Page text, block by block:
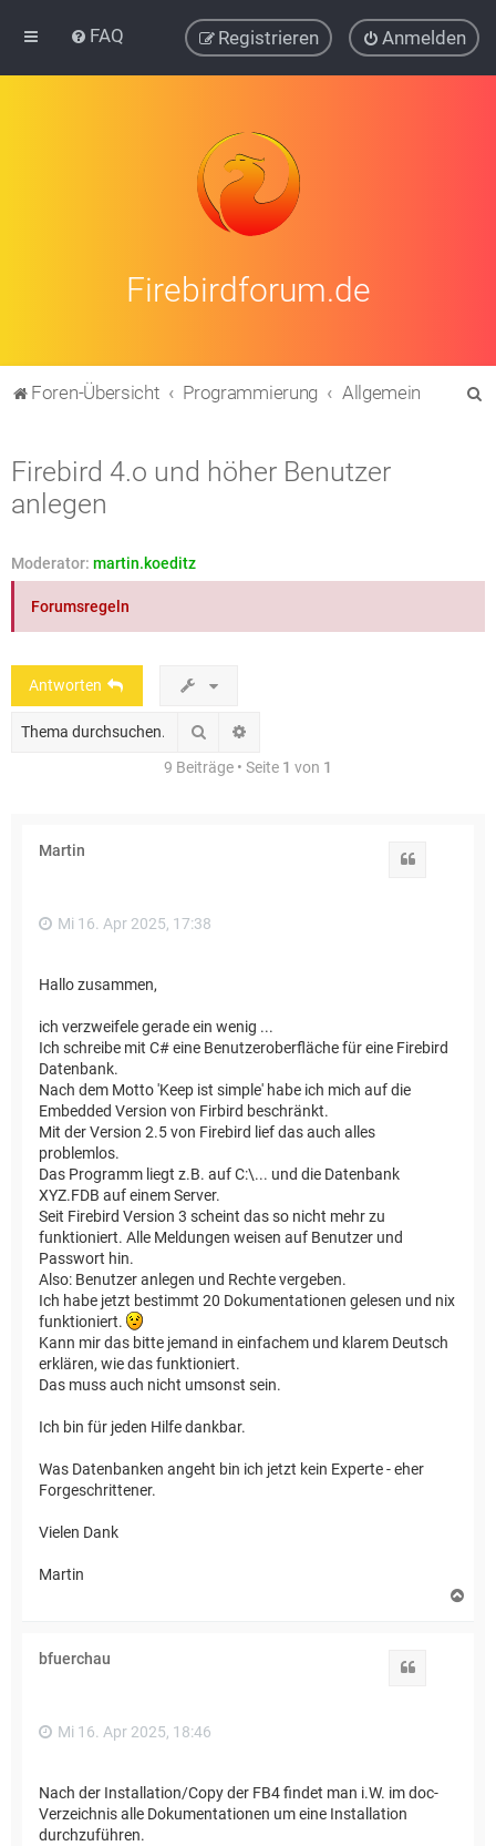
FAQ Anmelden
Registrieren
Firebirdforum.de
Foren-Übersicht Programmierung Allgemein
Firebird 4.o und höher Benutzer
anlegen
Moderator: martin.koeditz
Forumsregeln
Antworten
Suche
9 Beiträge • Seite 1 von 1
Martin
Mi 16. Apr 2025, 17:38
Hallo zusammen,
ich verzweifele gerade ein wenig ...
Ich schreibe mit C# eine Benutzeroberfläche für eine Firebird
Datenbank.
Nach dem Motto 'Keep ist simple' habe ich mich auf die
Embedded Version von Firbird beschränkt.
Mit der Version 2.5 von Firebird lief das auch alles
problemlos.
Das Programm liegt z.B. auf C:\... und die Datenbank
XYZ.FDB auf einem Server.
Seit Firebird Version 3 scheint das so nicht mehr zu
funktioniert. Alle Meldungen weisen auf Benutzer und
Passwort hin.
Also: Benutzer anlegen und Rechte vergeben.
Ich habe jetzt bestimmt 20 Dokumentationen gelesen und nix
funktioniert.
Kann mir das bitte jemand in einfachem und klarem Deutsch
erklären, wie das funktioniert.
Das muss auch nicht umsonst sein.
Ich bin für jeden Hilfe dankbar.
Was Datenbanken angeht bin ich jetzt kein Experte - eher
Forgeschrittener.
Vielen Dank
Martin
bfuerchau
Mi 16. Apr 2025, 18:46
Nach der Installation/Copy der FB4 findet man i.W. im doc-
Verzeichnis alle Dokumentationen um eine Installation
durchzuführen.